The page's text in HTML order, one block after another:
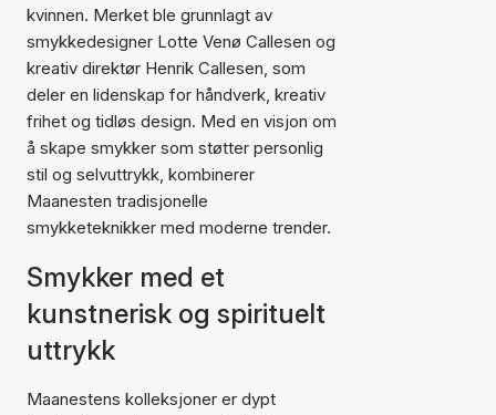
kvinnen. Merket ble grunnlagt av
smykkedesigner Lotte Venø Callesen og
kreativ direktør Henrik Callesen, som
deler en lidenskap for håndverk, kreativ
frihet og tidløs design. Med en visjon om
å skape smykker som støtter personlig
stil og selvuttrykk, kombinerer
Maanesten tradisjonelle
smykketeknikker med moderne trender.
Smykker med et
kunstnerisk og spirituelt
uttrykk
Maanestens kolleksjoner er dypt